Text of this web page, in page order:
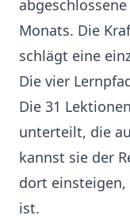
Monats. Die
schlägt eine
Die vier
Die 31
unterteilt, die
kannst sie der
dort
ist.